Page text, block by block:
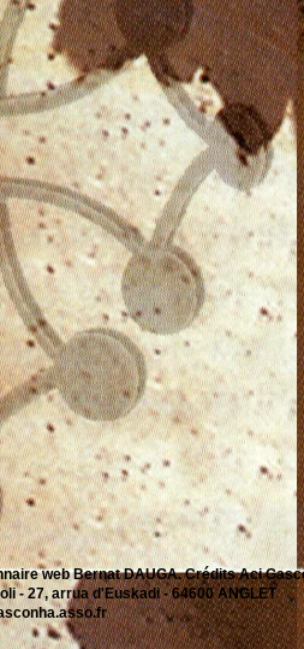
web Bernat DAUGA. Crédits Aci
- 27, arrua d'Euskadi - 64600 ANGLET